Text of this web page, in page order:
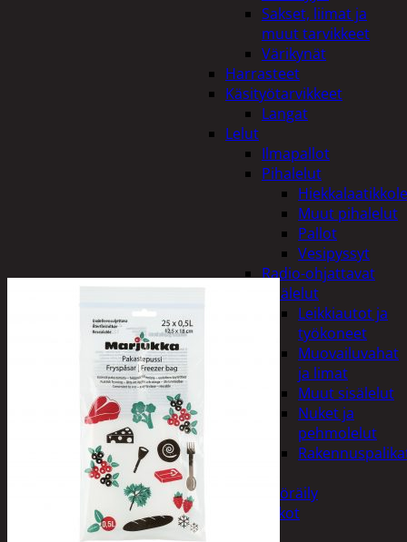
Sakset, liimat ja
muut tarvikkeet
Värikynät
Harrasteet
Käsityötarvikkeet
Langat
Lelut
Ilmapallot
Pihalelut
Muut pihalelut
Pallot
Vesipyssyt
Radio-ohjattavat
Sisälelut
Leikkiautot ja
työkoneet
Muovailuvahat
ja limat
Muut sisälelut
Nuket ja
pehmolelut
Polkupyöräily
Lukot